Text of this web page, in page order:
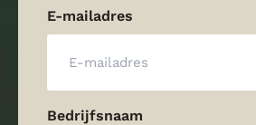
E-mailadres
Bedrijfsnaam